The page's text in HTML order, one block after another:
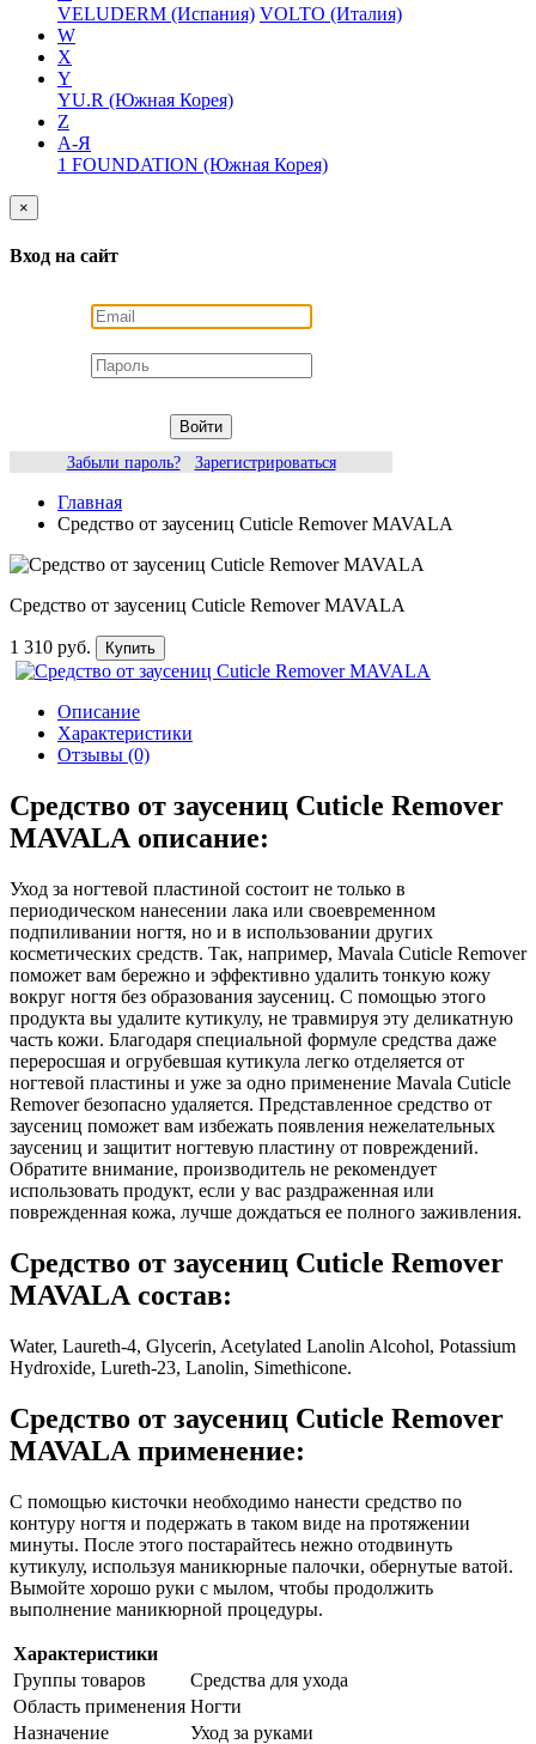
VELUDERM (Испания) VOLTO (Италия)
W
X
Y
YU.R (Южная Корея)
Z
А-Я
1 FOUNDATION (Южная Корея)
×
Вход на сайт
Войти
Забыли пароль?
Зарегистрироваться
Главная
Средство от заусениц Cuticle Remover MAVALA
Средство от заусениц Cuticle Remover MAVALA
1 310 руб. Купить
Описание
Характеристики
Отзывы (0)
Средство от заусениц Cuticle Remover
MAVALA описание:
Уход за ногтевой пластиной состоит не только в
периодическом нанесении лака или своевременном
подпиливании ногтя, но и в использовании других
косметических средств. Так, например, Mavala Cuticle Remover
поможет вам бережно и эффективно удалить тонкую кожу
вокруг ногтя без образования заусениц. С помощью этого
продукта вы удалите кутикулу, не травмируя эту деликатную
часть кожи. Благодаря специальной формуле средства даже
переросшая и огрубевшая кутикула легко отделяется от
ногтевой пластины и уже за одно применение Mavala Cuticle
Remover безопасно удаляется. Представленное средство от
заусениц поможет вам избежать появления нежелательных
заусениц и защитит ногтевую пластину от повреждений.
Обратите внимание, производитель не рекомендует
использовать продукт, если у вас раздраженная или
поврежденная кожа, лучше дождаться ее полного заживления.
Средство от заусениц Cuticle Remover
MAVALA состав:
Water, Laureth-4, Glycerin, Acetylated Lanolin Alcohol, Potassium
Hydroxide, Lureth-23, Lanolin, Simethicone.
Средство от заусениц Cuticle Remover
MAVALA применение:
С помощью кисточки необходимо нанести средство по
контуру ногтя и подержать в таком виде на протяжении
минуты. После этого постарайтесь нежно отодвинуть
кутикулу, используя маникюрные палочки, обернутые ватой.
Вымойте хорошо руки с мылом, чтобы продолжить
выполнение маникюрной процедуры.
Характеристики
Группы товаров
Средства для ухода
Область применения Ногти
Назначение
Уход за руками